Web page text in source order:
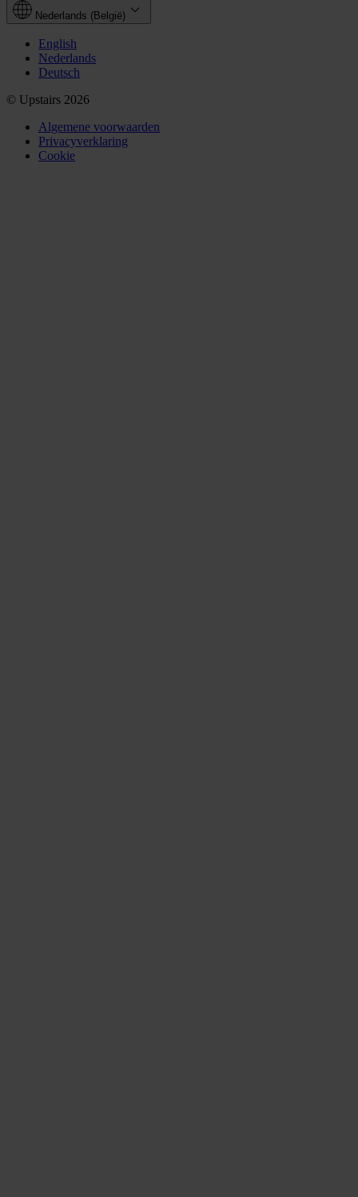
Nederlands (België)
English
Nederlands
Deutsch
© Upstairs 2026
Algemene voorwaarden
Privacyverklaring
Cookie